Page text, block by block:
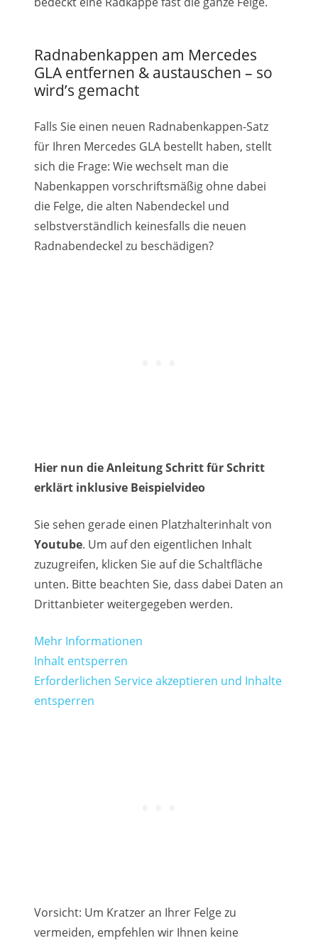
Radnabenkappen am Mercedes
GLA entfernen & austauschen – so
wird’s gemacht
Falls Sie einen neuen Radnabenkappen-Satz
für Ihren Mercedes GLA bestellt haben, stellt
sich die Frage: Wie wechselt man die
Nabenkappen vorschriftsmäßig ohne dabei
die Felge, die alten Nabendeckel und
selbstverständlich keinesfalls die neuen
Radnabendeckel zu beschädigen?
Hier nun die Anleitung Schritt für Schritt
erklärt inklusive Beispielvideo
Sie sehen gerade einen Platzhalterinhalt von
Youtube. Um auf den eigentlichen Inhalt
zuzugreifen, klicken Sie auf die Schaltfläche
unten. Bitte beachten Sie, dass dabei Daten an
Drittanbieter weitergegeben werden.
Mehr Informationen
Inhalt entsperren
Erforderlichen Service akzeptieren und Inhalte
entsperren
Vorsicht: Um Kratzer an Ihrer Felge zu
vermeiden, empfehlen wir Ihnen keine